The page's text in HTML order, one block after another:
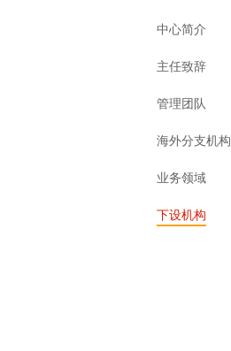
中心简介
主任致辞
管理团队
海外分支机构
业务领域
下设机构